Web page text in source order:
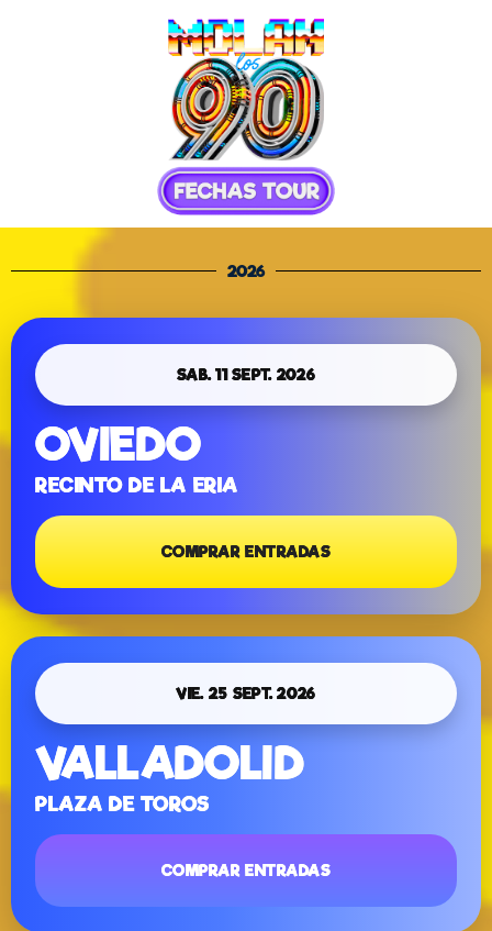
2026
SAB. 11 SEPT. 2026
OVIEDO
RECINTO DE LA ERIA
COMPRAR ENTRADAS
VIE. 25 SEPT. 2026
VALLADOLID
PLAZA DE TOROS
COMPRAR ENTRADAS